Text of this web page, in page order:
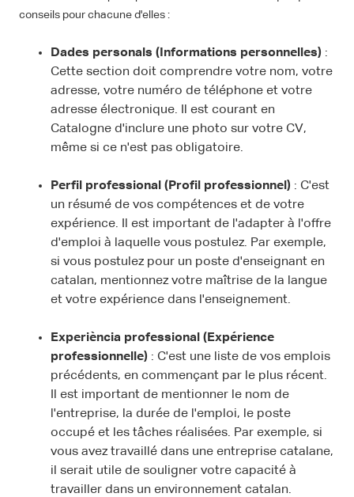
conseils pour chacune d'elles :
Dades personals (Informations personnelles) :
Cette section doit comprendre votre nom, votre
adresse, votre numéro de téléphone et votre
adresse électronique. Il est courant en
Catalogne d'inclure une photo sur votre CV,
même si ce n'est pas obligatoire.
Perfil professional (Profil professionnel) : C'est
un résumé de vos compétences et de votre
expérience. Il est important de l'adapter à l'offre
d'emploi à laquelle vous postulez. Par exemple,
si vous postulez pour un poste d'enseignant en
catalan, mentionnez votre maîtrise de la langue
et votre expérience dans l'enseignement.
Experiència professional (Expérience
professionnelle) : C'est une liste de vos emplois
précédents, en commençant par le plus récent.
Il est important de mentionner le nom de
l'entreprise, la durée de l'emploi, le poste
occupé et les tâches réalisées. Par exemple, si
vous avez travaillé dans une entreprise catalane,
il serait utile de souligner votre capacité à
travailler dans un environnement catalan.